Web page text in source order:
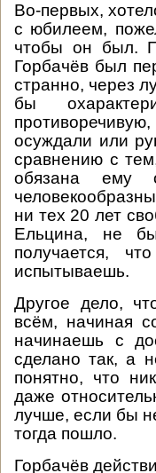
Во-первых,
с юбилеем,
чтобы он был.
Горбачёв был
странно, через
бы
осуждали или
сравнению с
обязана ему
ни тех 20 лет
Ельцина, не
получается,
испытываешь.
Другое дело,
всём, начиная
начинаешь с
сделано так, а
понятно, что
даже
лучше, если бы
тогда пошло.
Горбачёв